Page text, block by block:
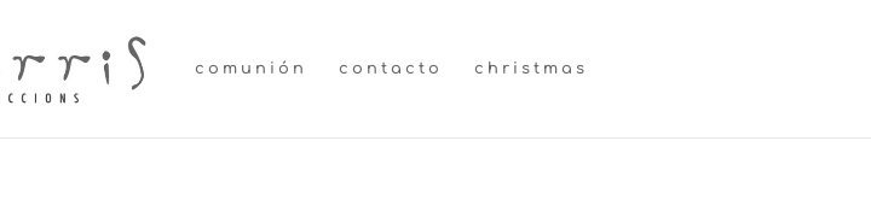
comunión contacto christmas